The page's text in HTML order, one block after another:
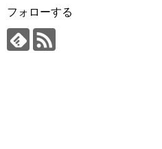
フォローする